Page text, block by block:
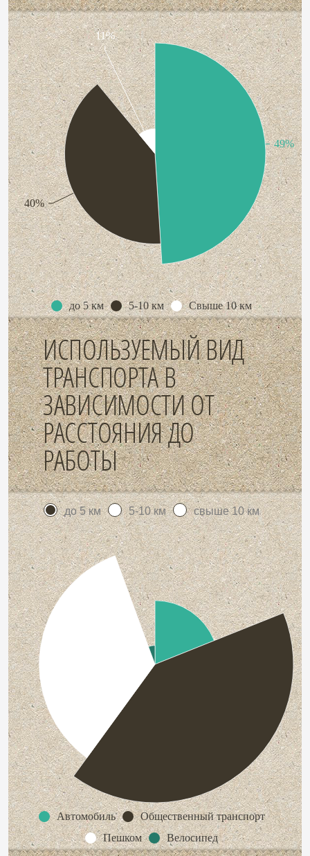
до 5 км 5-10 км Свыше 10 км
49%
40%
11%
ИСПОЛЬЗУЕМЫЙ ВИД
ТРАНСПОРТА В
ЗАВИСИМОСТИ ОТ
РАССТОЯНИЯ ДО
РАБОТЫ
до 5 км 5-10 км свыше 10 км
Автомобиль
Общественный транспорт
Пешком
Велосипед